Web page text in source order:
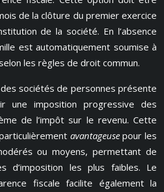
de la clôture du premier exercice
de la société. En l’absence
est automatiquement soumise à
les règles de droit commun.
sociétés de personnes présente
une imposition progressive des
de l’impôt sur le revenu. Cette
avantageusepour les
ou moyens, permettant de
d’imposition les plus faibles. Le
fiscale facilite également la